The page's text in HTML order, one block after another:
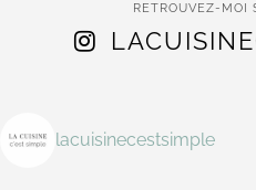
RETROUVEZ-MOI
lacuisinecestsimple